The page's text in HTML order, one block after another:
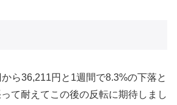
ら36,211円と1週間で8.3%の下落と
て耐えてこの後の反転に期待しまし